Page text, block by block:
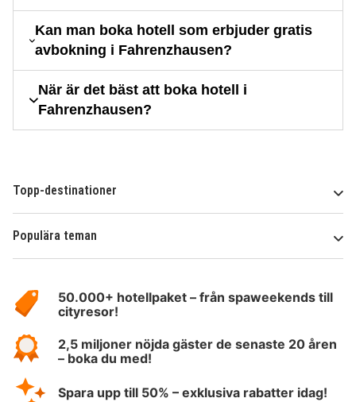
Kan man boka hotell som erbjuder gratis
avbokning i Fahrenzhausen?
När är det bäst att boka hotell i
Fahrenzhausen?
Topp-destinationer
Populära teman
HotelSpecials50.000+ hotellpaket – från spaweekends till
cityresor!
2,5 miljoner nöjda gäster de senaste 20 åren
– boka du med!
Spara upp till 50% – exklusiva rabatter idag!